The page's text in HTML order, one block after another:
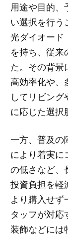
用途や目的、
い選択を行う
光ダイオード
を持ち、従来
た。その背景
高効率化や、
してリビン
に応じた選択
一方、普及の
により着実に
の低さなど、
投資負担を軽
より購入せず
タッフが対
装飾などには